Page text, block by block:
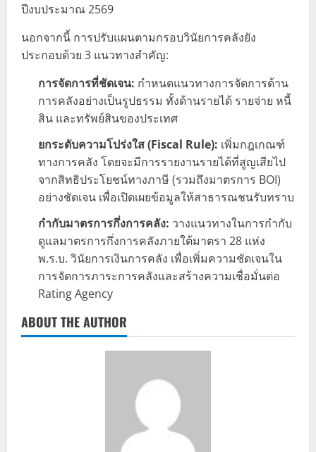
ปีงบประมาณ 2569
นอกจากนี้ การปรับแผนตามกรอบวินัยการคลังยัง
ประกอบด้วย 3 แนวทางสำคัญ:
การจัดการที่ชัดเจน: กำหนดแนวทางการจัดการด้าน
การคลังอย่างเป็นรูปธรรม ทั้งด้านรายได้ รายจ่าย หนี้
สิน และทรัพย์สินของประเทศ
ยกระดับความโปร่งใส (Fiscal Rule): เพิ่มกฎเกณฑ์
ทางการคลัง โดยจะมีการรายงานรายได้ที่สูญเสียไป
จากสิทธิประโยชน์ทางภาษี (รวมถึงมาตรการ BOI)
อย่างชัดเจน เพื่อเปิดเผยข้อมูลให้สาธารณชนรับทราบ
กำกับมาตรการกึ่งการคลัง: วางแนวทางในการกำกับ
ดูแลมาตรการกึ่งการคลังภายใต้มาตรา 28 แห่ง
พ.ร.บ. วินัยการเงินการคลัง เพื่อเพิ่มความชัดเจนใน
การจัดการภาระการคลังและสร้างความเชื่อมั่นต่อ
Rating Agency
ABOUT THE AUTHOR